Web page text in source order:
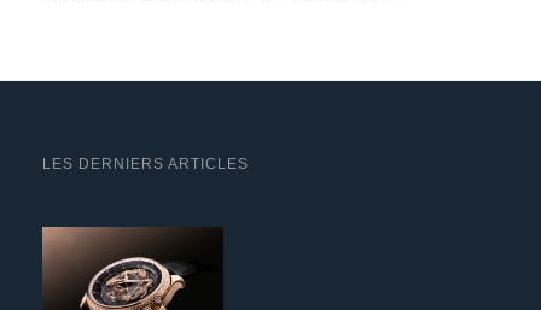
LES DERNIERS ARTICLES